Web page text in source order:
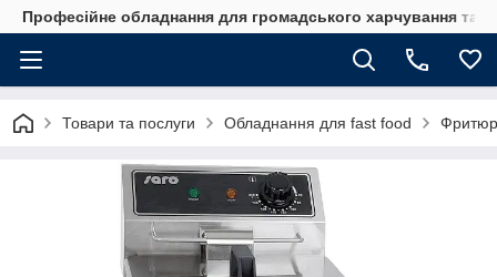
Професійне обладнання для громадського харчування та
Товари та послуги Обладнання для fast food